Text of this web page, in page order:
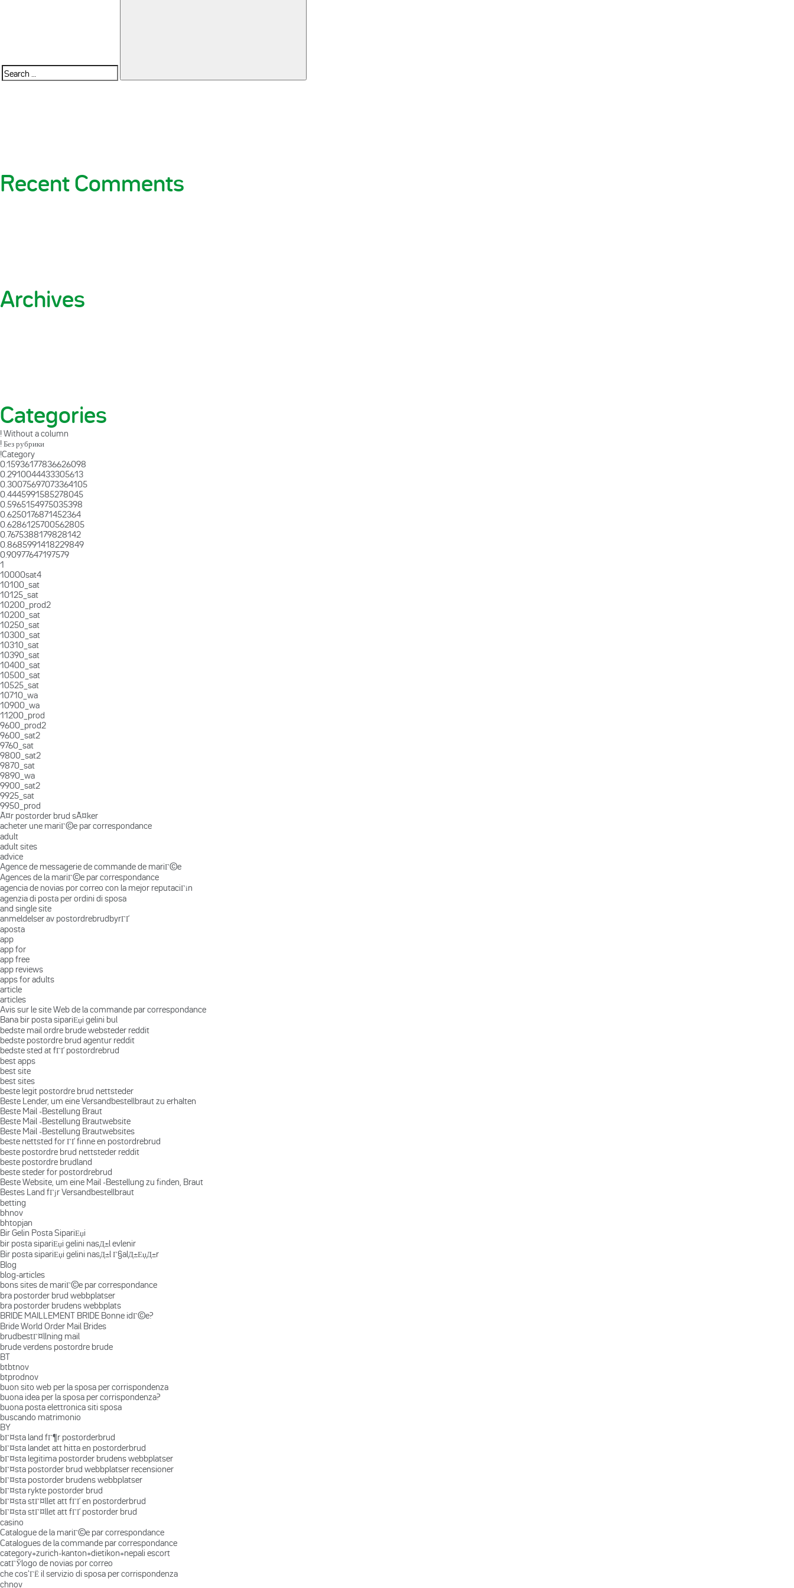
Search
Recent Comments
Archives
Categories
! Without a column
! Без рубрики
!Category
0.15936177836626098
0.2910044433305613
0.30075697073364105
0.4445991585278045
0.5965154975035398
0.6250176871452364
0.6286125700562805
0.7675388179828142
0.8685991418229849
0.90977647197579
1
10000sat4
10100_sat
10125_sat
10200_prod2
10200_sat
10250_sat
10300_sat
10310_sat
10390_sat
10400_sat
10500_sat
10525_sat
10710_wa
10900_wa
11200_prod
9600_prod2
9600_sat2
9760_sat
9800_sat2
9870_sat
9890_wa
9900_sat2
9925_sat
9950_prod
Ã¤r postorder brud sÃ¤ker
acheter une mariГ©e par correspondance
adult
adult sites
advice
Agence de messagerie de commande de mariГ©e
Agences de la mariГ©e par correspondance
agencia de novias por correo con la mejor reputaciГіn
agenzia di posta per ordini di sposa
and single site
anmeldelser av postordrebrudbyrГҐ
aposta
app
app for
app free
app reviews
apps for adults
article
articles
Avis sur le site Web de la commande par correspondance
Bana bir posta sipariЕџi gelini bul
bedste mail ordre brude websteder reddit
bedste postordre brud agentur reddit
bedste sted at fГҐ postordrebrud
best apps
best site
best sites
beste legit postordre brud nettsteder
Beste Lender, um eine Versandbestellbraut zu erhalten
Beste Mail -Bestellung Braut
Beste Mail -Bestellung Brautwebsite
Beste Mail -Bestellung Brautwebsites
beste nettsted for ГҐ finne en postordrebrud
beste postordre brud nettsteder reddit
beste postordre brudland
beste steder for postordrebrud
Beste Website, um eine Mail -Bestellung zu finden, Braut
Bestes Land fГјr Versandbestellbraut
betting
bhnov
bhtopjan
Bir Gelin Posta SipariЕџi
bir posta sipariЕџi gelini nasД±l evlenir
Bir posta sipariЕџi gelini nasД±l Г§alД±ЕџД±r
Blog
blog-articles
bons sites de mariГ©e par correspondance
bra postorder brud webbplatser
bra postorder brudens webbplats
BRIDE MAILLEMENT BRIDE Bonne idГ©e?
Bride World Order Mail Brides
brudbestГ¤llning mail
brude verdens postordre brude
BT
btbtnov
btprodnov
buon sito web per la sposa per corrispondenza
buona idea per la sposa per corrispondenza?
buona posta elettronica siti sposa
buscando matrimonio
BY
bГ¤sta land fГ¶r postorderbrud
bГ¤sta landet att hitta en postorderbrud
bГ¤sta legitima postorder brudens webbplatser
bГ¤sta postorder brud webbplatser recensioner
bГ¤sta postorder brudens webbplatser
bГ¤sta rykte postorder brud
bГ¤sta stГ¤llet att fГҐ en postorderbrud
bГ¤sta stГ¤llet att fГҐ postorder brud
casino
Catalogue de la mariГ©e par correspondance
Catalogues de la commande par correspondance
category+zurich-kanton+dietikon+nepali escort
catГЎlogo de novias por correo
che cos'ГЁ il servizio di sposa per corrispondenza
chnov